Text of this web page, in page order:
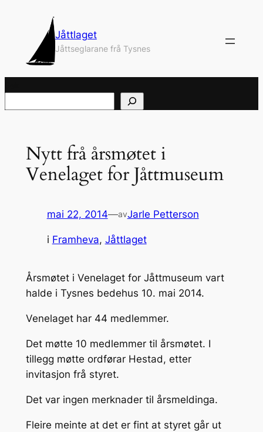
Jåttlaget
Jåttseglarane frå Tysnes
Nytt frå årsmøtet i
Venelaget for Jåttmuseum
mai 22, 2014—avJarle Petterson
i Framheva, Jåttlaget
Årsmøtet i Venelaget for Jåttmuseum vart
halde i Tysnes bedehus 10. mai 2014.
Venelaget har 44 medlemmer.
Det møtte 10 medlemmer til årsmøtet. I
tillegg møtte ordførar Hestad, etter
invitasjon frå styret.
Det var ingen merknader til årsmeldinga.
Fleire meinte at det er fint at styret går ut